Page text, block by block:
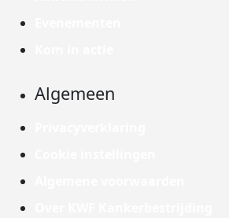
Algemeen